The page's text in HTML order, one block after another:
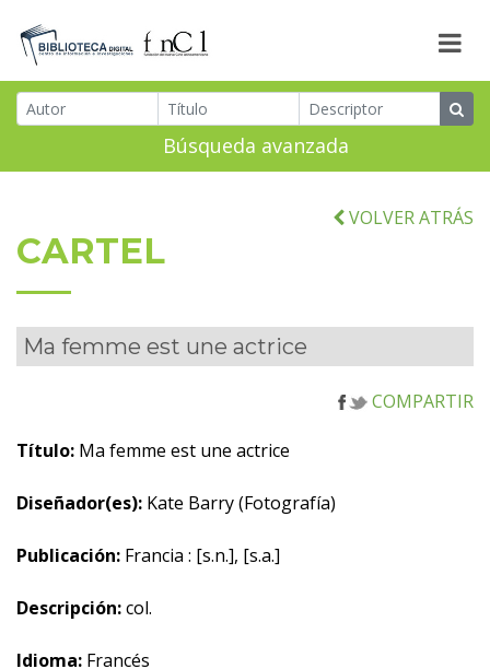
Búsqueda avanzada
VOLVER ATRÁS
CARTEL
Ma femme est une actrice
COMPARTIR
Título: Ma femme est une actrice
Diseñador(es): Kate Barry (Fotografía)
Publicación: Francia : [s.n.], [s.a.]
Descripción:col.
Idioma: Francés